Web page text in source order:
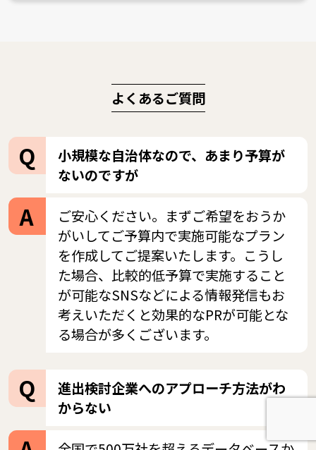
よくあるご質問
小規模な自治体なので、あまり予算が
ないのですが
ご安心ください。まずご希望をおうか
がいしてご予算内で実施可能なプラン
を作成してご提案いたします。こうし
た場合、比較的低予算で実施すること
が可能なSNSなどによる情報発信もお
考えいただくと効果的なPRが可能とな
る場合が多くございます。
進出検討企業へのアプローチ方法がわ
からない